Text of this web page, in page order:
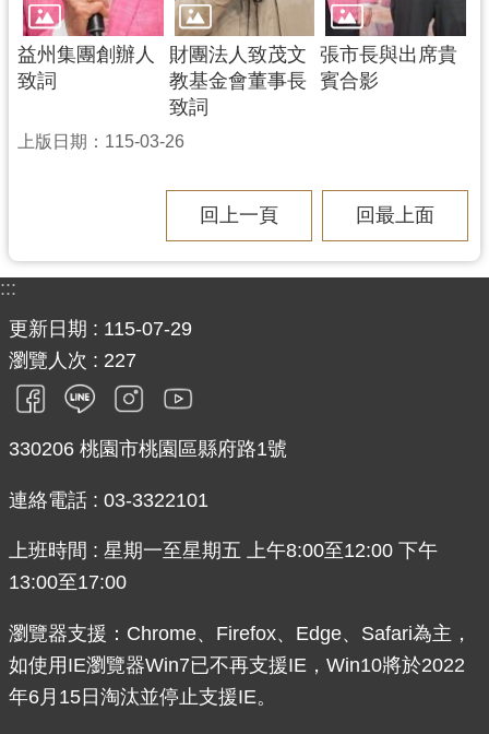
益州集團創辦人
致詞
財團法人致茂文
教基金會董事長
致詞
張市長與出席貴
賓合影
上版日期：115-03-26
回上一頁 回最上面
:::
更新日期
115-07-29
瀏覽人次
227
330206 桃園市桃園區縣府路1號
連絡電話 : 03-3322101
上班時間 : 星期一至星期五 上午8:00至12:00 下午
13:00至17:00
瀏覽器支援：Chrome、Firefox、Edge、Safari為主，
如使用IE瀏覽器Win7已不再支援IE，Win10將於2022
年6月15日淘汰並停止支援IE。